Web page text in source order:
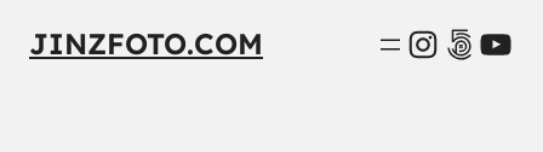
JINZFOTO.COM 500px